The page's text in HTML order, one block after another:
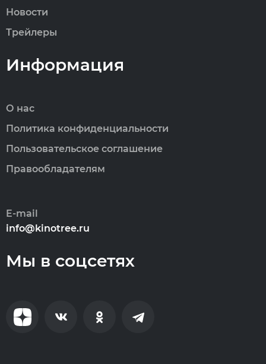
Новости
Трейлеры
Информация
О нас
Политика конфиденциальности
Пользовательское соглашение
Правообладателям
E-mail
info@kinotree.ru
Мы в соцсетях